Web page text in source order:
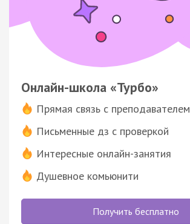
Онлайн-школа «Турбо»
Прямая связь с преподавателем
Письменные дз с проверкой
Интересные онлайн-занятия
Душевное комьюнити
Получить бесплатно